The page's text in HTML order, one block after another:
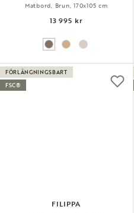
Matbord, Brun, 170x105 cm
13 995 kr
FILIPPA
FÖRLÄNGNINGSBART
FSC®